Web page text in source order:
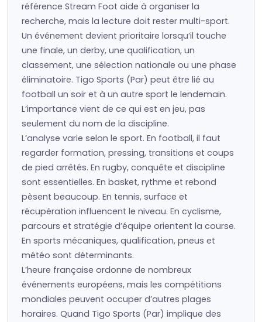
référence Stream Foot aide à organiser la
recherche, mais la lecture doit rester multi-sport.
Un événement devient prioritaire lorsqu’il touche
une finale, un derby, une qualification, un
classement, une sélection nationale ou une phase
éliminatoire. Tigo Sports (Par) peut être lié au
football un soir et à un autre sport le lendemain.
L’importance vient de ce qui est en jeu, pas
seulement du nom de la discipline.
L’analyse varie selon le sport. En football, il faut
regarder formation, pressing, transitions et coups
de pied arrêtés. En rugby, conquête et discipline
sont essentielles. En basket, rythme et rebond
pèsent beaucoup. En tennis, surface et
récupération influencent le niveau. En cyclisme,
parcours et stratégie d’équipe orientent la course.
En sports mécaniques, qualification, pneus et
météo sont déterminants.
L’heure française ordonne de nombreux
événements européens, mais les compétitions
mondiales peuvent occuper d’autres plages
horaires. Quand Tigo Sports (Par) implique des